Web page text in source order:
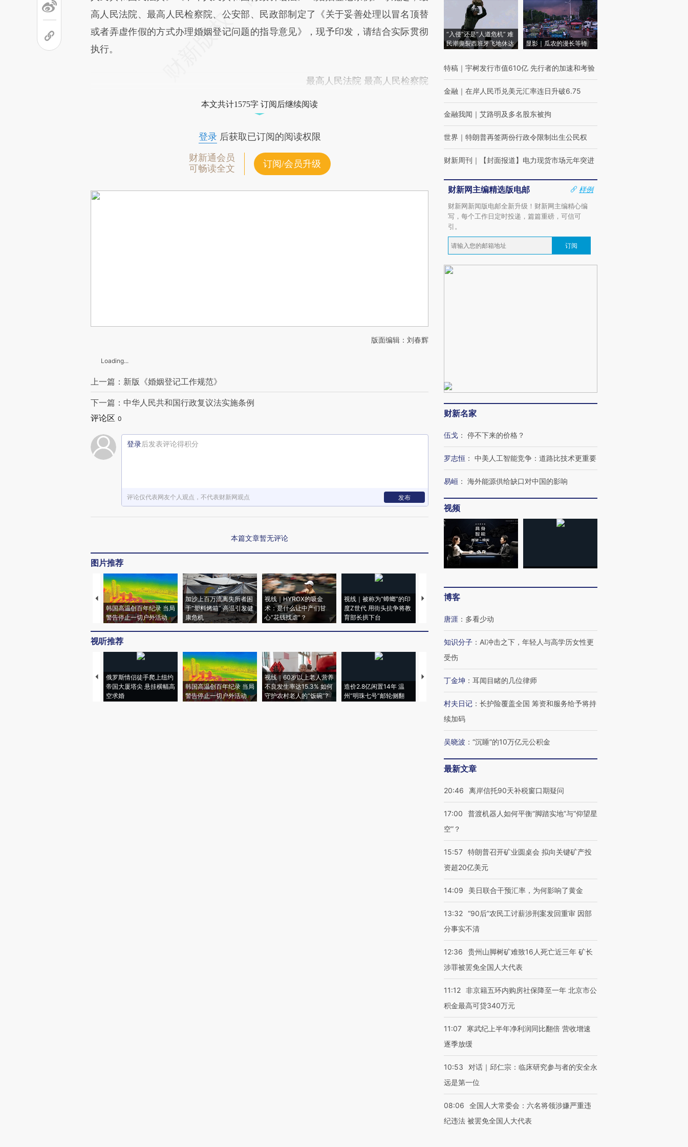
高人民法院、最高人民检察院、公安部、民政部制定了《关于妥善处理以冒名顶替
或者弄虚作假的方式办理婚姻登记问题的指导意见》，现予印发，请结合实际贯彻
执行。
最高人民法院 最高人民检察院
本文共计1575字 订阅后继续阅读
登录后获取已订阅的阅读权限
财新通会员
可畅读全文
订阅/会员升级
版面编辑：刘春辉
Loading...
上一篇：新版《婚姻登记工作规范》
下一篇：中华人民共和国行政复议法实施条例
评论区 0
登录后发表评论得积分
评论仅代表网友个人观点，不代表财新网观点 发布
本篇文章暂无评论
图片推荐
韩国高温创百年纪录 当局
警告停止一切户外活动
加沙上百万流离失所者困
于“塑料烤箱” 高温引发健
康危机
视线｜HYROX的吸金
术：是什么让中产们甘
心“花钱找虐”？
视线｜被称为“蟑螂”的印
度Z世代 用街头抗争将教
育部长拱下台
视线｜“入侵”还是“人道危
飞地休达
视听推荐
俄罗斯情侣徒手爬上纽约
帝国大厦塔尖 悬挂横幅高
空求婚
韩国高温创百年纪录 当局
警告停止一切户外活动
视线｜60岁以上老人营养
不良发生率达15.3% 如何
守护农村老人的“饭碗”?
造价2.8亿闲置14年 温
州“明珠七号”邮轮侧翻
特朗普出席葬礼疑似打瞌
睡引争议 白宫怒斥批评
38岁梅西上演帽子戏法
“入侵”还是“人道危机” 难
民潮撕裂西班牙飞地休达
显影｜瓜农的漫长等待
特稿 ｜ 宇树发行市值610亿 先行者的加速和考验
金融 ｜ 在岸人民币兑美元汇率连日升破6.75
金融我闻 ｜ 艾路明及多名股东被拘
世界 ｜ 特朗普再签两份行政令限制出生公民权
财新周刊 ｜ 【封面报道】电力现货市场元年突进
财新网主编精选版电邮
样例
财新网新闻版电邮全新升级！财新网主编精心编
写，每个工作日定时投递，篇篇重磅，可信可
引。
订阅
财新名家
伍戈 ： 停不下来的价格？
罗志恒 ： 中美人工智能竞争：道路比技术更重要
易峘 ： 海外能源供给缺口对中国的影响
视频
博客
唐涯 ： 多看少动
知识分子 ： AI冲击之下，年轻人与高学历女性更
受伤
丁金坤 ： 耳闻目睹的几位律师
村夫日记 ： 长护险覆盖全国 筹资和服务给予将持
续加码
吴晓波 ： “沉睡”的10万亿元公积金
最新文章
20:46 离岸信托90天补税窗口期疑问
17:00
普渡机器人如何平衡“脚踏实地”与“仰望星
空”？
15:57 特朗普召开矿业圆桌会 拟向关键矿产投
资超20亿美元
14:09 美日联合干预汇率，为何影响了黄金
13:32 “90后”农民工讨薪涉刑案发回重审 因部
分事实不清
12:36
贵州山脚树矿难致16人死亡近三年 矿长
涉罪被罢免全国人大代表
11:12 非京籍五环内购房社保降至一年 北京市公
积金最高可贷340万元
11:07
寒武纪上半年净利润同比翻倍 营收增速
逐季放缓
10:53
对话｜邱仁宗：临床研究参与者的安全永
远是第一位
08:06
全国人大常委会：六名将领涉嫌严重违
纪违法 被罢免全国人大代表